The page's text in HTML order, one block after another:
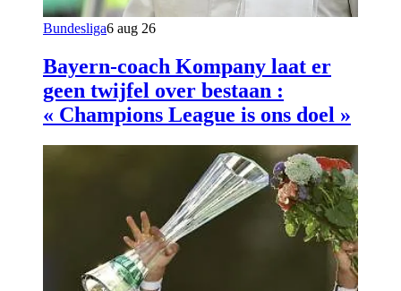
Bundesliga6 aug 26
Bayern-coach Kompany laat er
geen twijfel over bestaan :
« Champions League is ons doel »